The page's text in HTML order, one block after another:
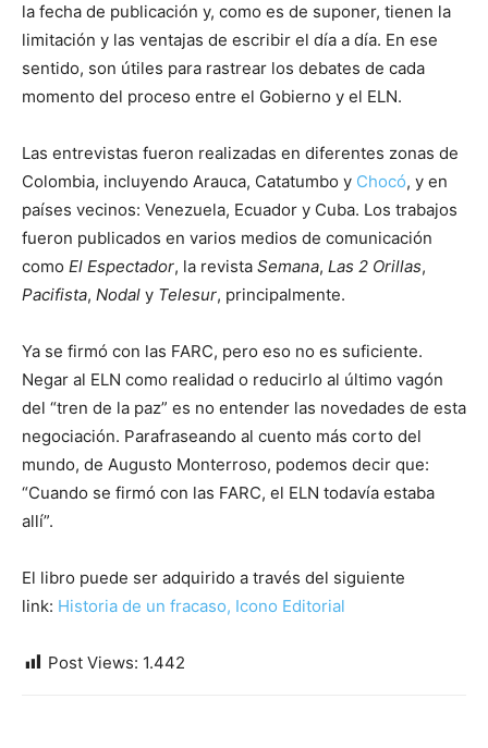
la fecha de publicación y, como es de suponer, tienen la
limitación y las ventajas de escribir el día a día. En ese
sentido, son útiles para rastrear los debates de cada
momento del proceso entre el Gobierno y el ELN.
Las entrevistas fueron realizadas en diferentes zonas de
Colombia, incluyendo Arauca, Catatumbo y Chocó, y en
países vecinos: Venezuela, Ecuador y Cuba. Los trabajos
fueron publicados en varios medios de comunicación
como El Espectador, la revista Semana, Las 2 Orillas,
Pacifista, Nodal y Telesur, principalmente.
Ya se firmó con las FARC, pero eso no es suficiente.
Negar al ELN como realidad o reducirlo al último vagón
del “tren de la paz” es no entender las novedades de esta
negociación. Parafraseando al cuento más corto del
mundo, de Augusto Monterroso, podemos decir que:
“Cuando se firmó con las FARC, el ELN todavía estaba
allí”.
El libro puede ser adquirido a través del siguiente
link: Historia de un fracaso, Icono Editorial
Post Views: 1.442